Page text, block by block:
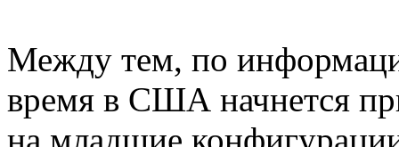
Между тем, по
время в США начнется